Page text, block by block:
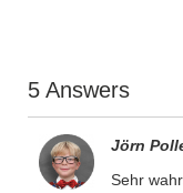
5 Answers
Jörn
Sehr